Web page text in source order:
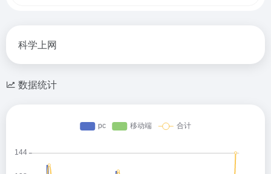
科学上网
数据统计